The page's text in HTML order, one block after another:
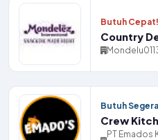
Butuh Cepat!
Country
Butuh Segera
Crew
PT Emados